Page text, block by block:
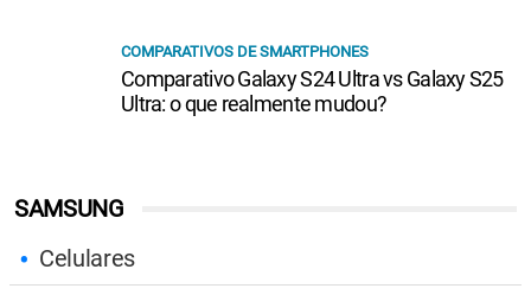
SAMSUNG
Celulares
COMPARATIVOS DE SMARTPHONES
Comparativo Galaxy S24 Ultra vs Galaxy S25
Ultra: o que realmente mudou?